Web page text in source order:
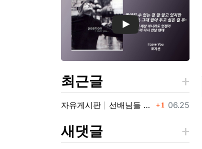
최근글
등록일
06.25
자유게시판 선배님들 처음 인사 드립니다. 댓글
1
새댓글